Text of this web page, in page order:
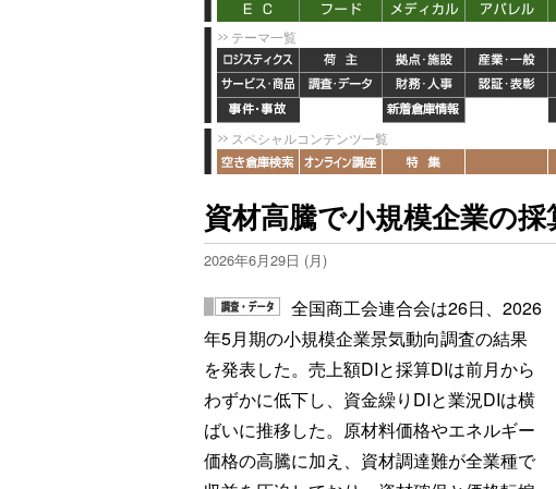
テーマ一覧
スペシャルコンテンツ一覧
資材高騰で小規模企業の
2026年6月29日 (月)
全国商工会連合会は26日、2026
年5月期の小規模企業景気動向調査の結果
を発表した。売上額DIと採算DIは前月から
わずかに低下し、資金繰りDIと業況DIは横
ばいに推移した。原材料価格やエネルギー
価格の高騰に加え、資材調達難が全業種で